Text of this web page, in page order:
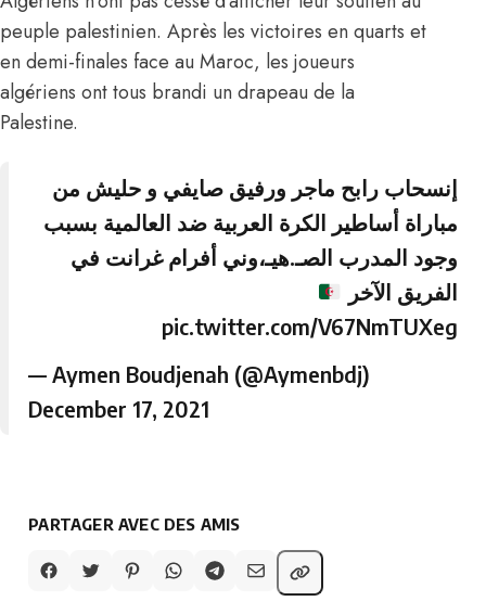
peuple palestinien. Après les victoires en quarts et
en demi-finales face au Maroc, les joueurs
algériens ont tous brandi un drapeau de la
Palestine.
إنسحاب رابح ماجر ورفيق صايفي و حليش من
مباراة أساطير الكرة العربية ضد العالمية بسبب
وجود المدرب الصـ.هيـ،وني أفرام غرانت في
الفريق الآخر
pic.twitter.com/V67NmTUXeg
— Aymen Boudjenah (@Aymenbdj)
December 17, 2021
PARTAGER AVEC DES AMIS